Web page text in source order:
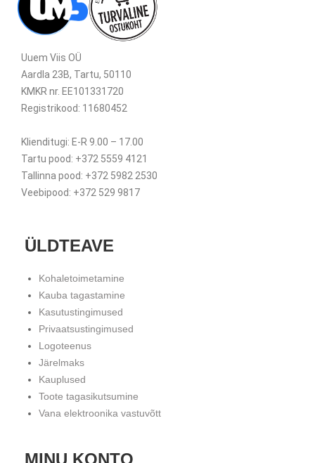
Uuem Viis OÜ
Aardla 23B, Tartu, 50110
KMKR nr. EE101331720
Registrikood: 11680452
Klienditugi: E-R 9.00 – 17.00
Tartu pood: +372 5559 4121
Tallinna pood: +372 5982 2530
Veebipood: +372 529 9817
ÜLDTEAVE
Kohaletoimetamine
Kauba tagastamine
Kasutustingimused
Privaatsustingimused
Logoteenus
Järelmaks
Kauplused
Toote tagasikutsumine
Vana elektroonika vastuvõtt
MINU KONTO